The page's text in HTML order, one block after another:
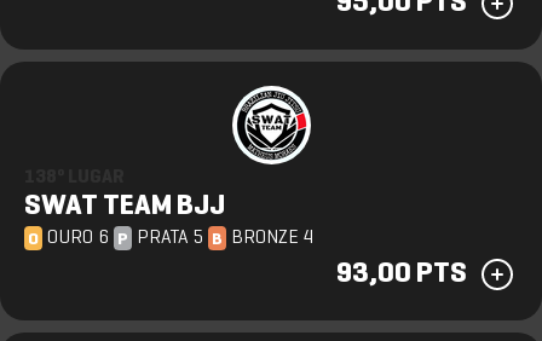
SWAT TEAM BJJ
O OURO 6 P PRATA 5 B BRONZE 4
93,00 PTS